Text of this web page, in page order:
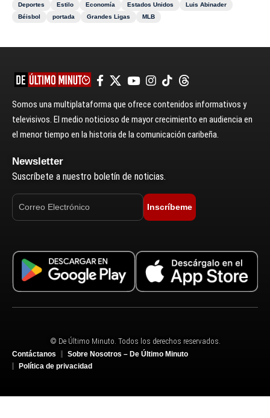
Deportes
Estilo Economía Estados Unidos
Luis Abinader
Béisbol
portada Grandes Ligas MLB
Somos una multiplataforma que ofrece contenidos informativos y
televisivos. El medio noticioso de mayor crecimiento en audiencia en
el menor tiempo en la historia de la comunicación caribeña.
Newsletter
Suscríbete a nuestro boletín de noticias.
Inscríbeme
© De Último Minuto. Todos los derechos reservados.
Contáctanos
Sobre Nosotros – De Último Minuto
Política de privacidad